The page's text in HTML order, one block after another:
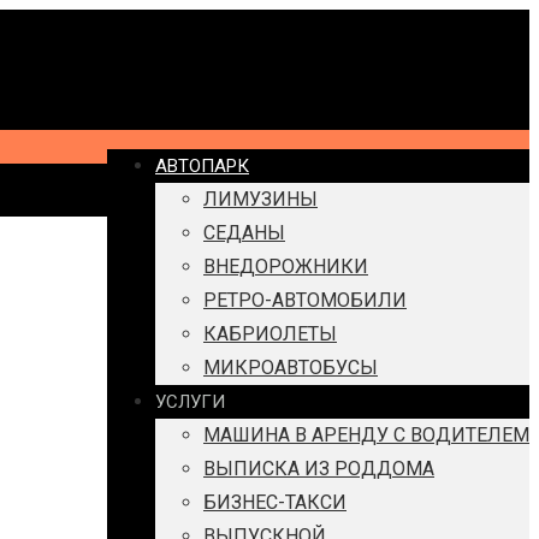
АВТОПАРК
ЛИМУЗИНЫ
СЕДАНЫ
ВНЕДОРОЖНИКИ
РЕТРО-АВТОМОБИЛИ
КАБРИОЛЕТЫ
МИКРОАВТОБУСЫ
УСЛУГИ
МАШИНА В АРЕНДУ С ВОДИТЕЛЕМ
ВЫПИСКА ИЗ РОДДОМА
БИЗНЕС-ТАКСИ